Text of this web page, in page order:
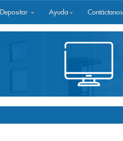
Depositar Ayuda Contáctanos